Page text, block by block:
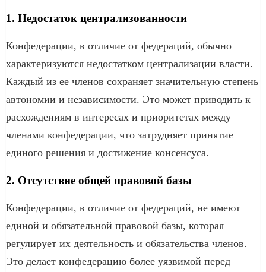
1. Недостаток централизованности
Конфедерации, в отличие от федераций, обычно
характеризуются недостатком централизации власти.
Каждый из ее членов сохраняет значительную степень
автономии и независимости. Это может приводить к
расхождениям в интересах и приоритетах между
членами конфедерации, что затрудняет принятие
единого решения и достижение консенсуса.
2. Отсутствие общей правовой базы
Конфедерации, в отличие от федераций, не имеют
единой и обязательной правовой базы, которая
регулирует их деятельность и обязательства членов.
Это делает конфедерацию более уязвимой перед